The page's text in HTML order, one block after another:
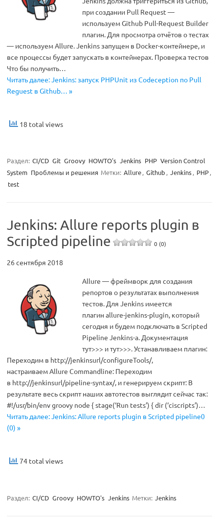
при создании Pull Request —
используем Github Pull-Request Builder
плагин. Для просмотра отчётов о тестах
— используем Allure. Jenkins запущен в Docker-контейнере, и
все процессы будет запускать в контейнерах. Проверка тестов
Что бы получить…
Читать далее: Jenkins: запуск PHPUnit из Codeception по Pull
Reguest в Github… »
18 total views
Раздел: CI/CD Git Groovy HOWTO's Jenkins PHP Version Control
System Проблемы и решения Метки: Allure, Github , Jenkins, PHP,
test
Jenkins: Allure reports plugin в
Scripted pipeline
0 (0)
26 сентября 2018
Allure — фреймворк для создания
репортов о результатах выполнения
тестов. Для Jenkins имеется
плагин allure-jenkins-plugin, который
сегодня и будем подключать в Scripted
Pipeline Jenkins-а. Документация
тут>>> и тут>>>. Устанавливаем плагин:
Переходим в http://jenkinsurl/configureTools/,
настраиваем Allure Commandline: Переходим
в http://jenkinsurl/pipeline-syntax/, и генерируем скрипт: В
результате весь скрипт наших автотестов выглядит сейчас так:
#!/usr/bin/env groovy node { stage(‘Run tests’) { dir (‘ciscripts’)…
Читать далее: Jenkins: Allure reports plugin в Scripted pipeline0
(0) »
74 total views
Раздел: CI/CD Groovy HOWTO's Jenkins Метки: Jenkins